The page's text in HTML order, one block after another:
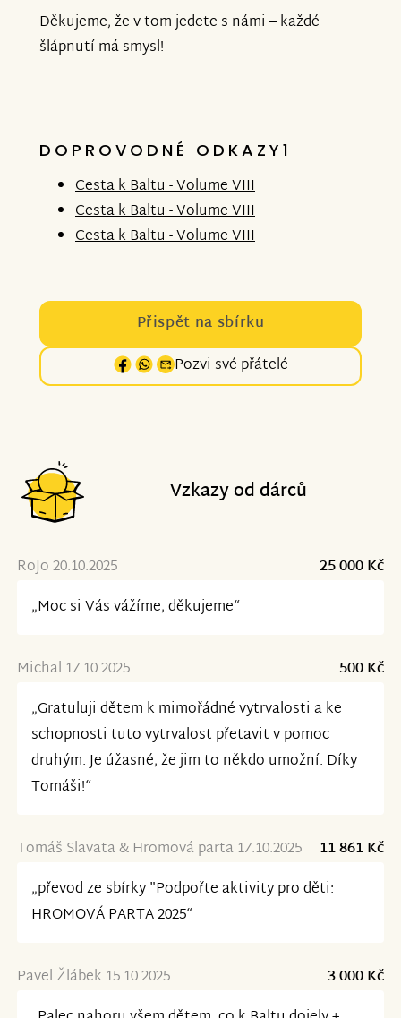
Děkujeme, že v tom jedete s námi – každé
šlápnutí má smysl!
DOPROVODNÉ ODKAZY1
Cesta k Baltu - Volume VIII
Cesta k Baltu - Volume VIII
Cesta k Baltu - Volume VIII
Přispět na sbírku
Pozvi své přátelé
Vzkazy od dárců
RoJo 20.10.2025
25 000 Kč
„Moc si Vás vážíme, děkujeme“
Michal 17.10.2025
500 Kč
„Gratuluji dětem k mimořádné vytrvalosti a ke
schopnosti tuto vytrvalost přetavit v pomoc
druhým. Je úžasné, že jim to někdo umožní. Díky
Tomáši!“
Tomáš Slavata & Hromová parta 17.10.2025
11 861 Kč
„převod ze sbírky "Podpořte aktivity pro děti:
HROMOVÁ PARTA 2025“
Pavel Žlábek 15.10.2025
3 000 Kč